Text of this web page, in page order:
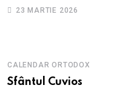
de depresie și
23 MARTIE 2026
CALENDAR ORTODOX
Sfântul Cuvios